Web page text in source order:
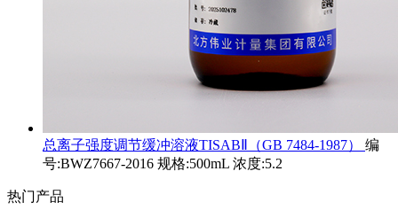
总离子强度调节缓冲溶液TISABⅡ（GB 7484-1987） 编
号:BWZ7667-2016 规格:500mL 浓度:5.2
热门产品